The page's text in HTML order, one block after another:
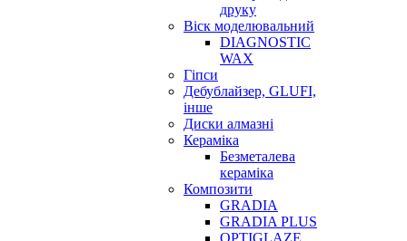
друку
Віск моделювальний
DIAGNOSTIC
WAX
Гіпси
Дебублайзер, GLUFI,
інше
Диски алмазні
Кераміка
Безметалева
кераміка
Композити
GRADIA
GRADIA PLUS
OPTIGLAZE